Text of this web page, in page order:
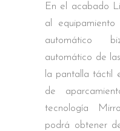
En el acabado
al
automático
automático de
la pantalla táctil
de
tecnología
podrá obtener